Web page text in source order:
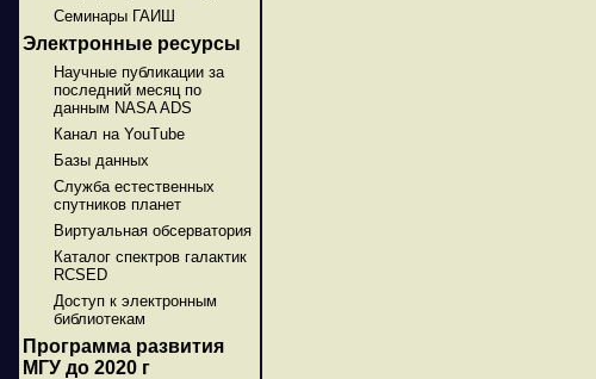
Семинары ГАИШ
Электронные ресурсы
Научные публикации за
последний месяц по
данным NASA ADS
Канал на YouTube
Базы данных
Служба естественных
спутников планет
Виртуальная обсерватория
Каталог спектров галактик
RCSED
Доступ к электронным
библиотекам
Программа развития
МГУ до 2020 г